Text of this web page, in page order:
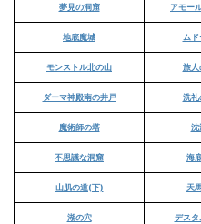
夢見の洞窟 アモー
地底魔城 ム
モンストル北の山 旅人
ダーマ神殿南の井戸 洗礼
魔術師の塔 沈
不思議な洞窟 海
山肌の道(下) 天
湖の穴 デスタ